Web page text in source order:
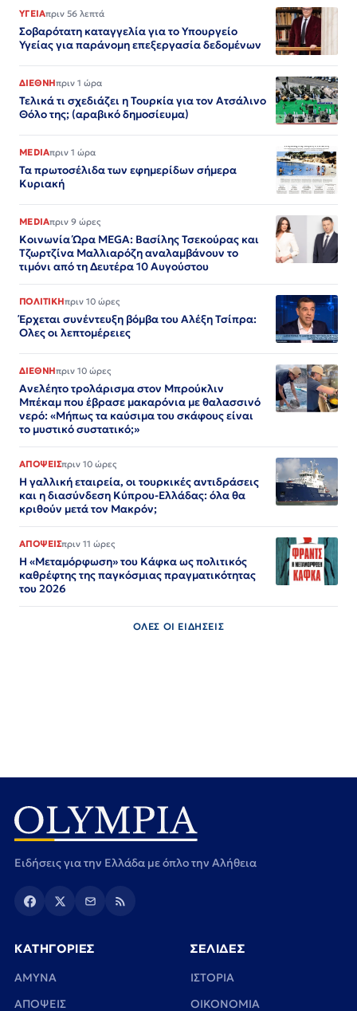
ΥΓΕΙΑπριν 56 λεπτά
Σοβαρότατη καταγγελία για το Υπουργείο
Υγείας για παράνομη επεξεργασία δεδομένων
ΔΙΕΘΝΗπριν 1 ώρα
Τελικά τι σχεδιάζει η Τουρκία για τον Ατσάλινο
Θόλο της; (αραβικό δημοσίευμα)
MEDIAπριν 1 ώρα
Τα πρωτοσέλιδα των εφημερίδων σήμερα
Κυριακή
MEDIAπριν 9 ώρες
Κοινωνία Ώρα MEGA: Βασίλης Τσεκούρας και
Τζωρτζίνα Μαλλιαρόζη αναλαμβάνουν το
τιμόνι από τη Δευτέρα 10 Αυγούστου
ΠΟΛΙΤΙΚΗπριν 10 ώρες
Έρχεται συνέντευξη βόμβα του Αλέξη Τσίπρα:
Ολες οι λεπτομέρειες
ΔΙΕΘΝΗπριν 10 ώρες
Ανελέητο τρολάρισμα στον Μπρούκλιν
Μπέκαμ που έβρασε μακαρόνια με θαλασσινό
νερό: «Μήπως τα καύσιμα του σκάφους είναι
το μυστικό συστατικό;»
ΑΠΟΨΕΙΣπριν 10 ώρες
Η γαλλική εταιρεία, οι τουρκικές αντιδράσεις
και η διασύνδεση Κύπρου-Ελλάδας: όλα θα
κριθούν μετά τον Μακρόν;
ΑΠΟΨΕΙΣπριν 11 ώρες
Η «Μεταμόρφωση» του Κάφκα ως πολιτικός
καθρέφτης της παγκόσμιας πραγματικότητας
του 2026
ΟΛΕΣ ΟΙ ΕΙΔΗΣΕΙΣ
Ειδήσεις για την Ελλάδα με όπλο την Αλήθεια
ΚΑΤΗΓΟΡΙΕΣ
ΑΜΥΝΑ
ΑΠΟΨΕΙΣ
ΣΕΛΙΔΕΣ
ΙΣΤΟΡΙΑ
ΟΙΚΟΝΟΜΙΑ